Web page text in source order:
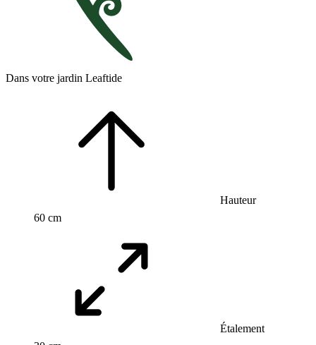
Dans votre jardin Leaftide
Hauteur
60 cm
Étalement